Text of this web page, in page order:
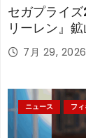
セガプライ
リーレン』
「フリーレン
7月 29, 2026
ニュース フ